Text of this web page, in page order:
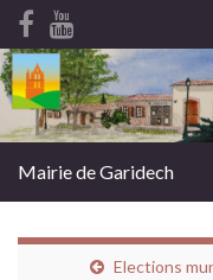
Search for:
Mairie de Garidech
Elections